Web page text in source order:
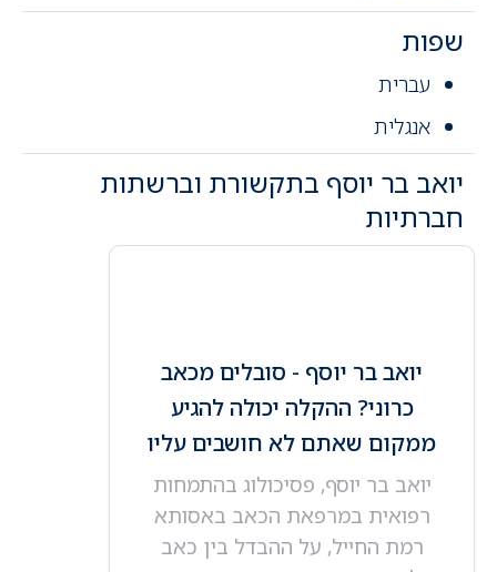
שפות
עברית
אנגלית
יואב בר יוסף בתקשורת וברשתות
חברתיות
יואב בר יוסף - סובלים מכאב
כרוני? ההקלה יכולה להגיע
ממקום שאתם לא חושבים עליו
יואב בר יוסף, פסיכולוג בהתמחות
רפואית במרפאת הכאב באסותא
רמת החייל, על ההבדל בין כאב